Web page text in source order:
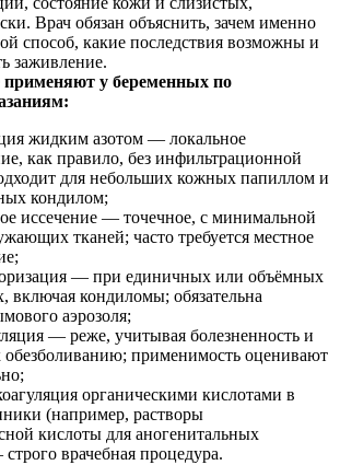
Врач обязан объяснить, зачем именно
способ, какие последствия возможны и
заживление.
у беременных по
жидким азотом — локальное
как правило, без инфильтрационной
для небольших кожных папиллом и
кондилом;
иссечение — точечное, с минимальной
тканей; часто требуется местное
— при единичных или объёмных
включая кондиломы; обязательна
аэрозоля;
— реже, учитывая болезненность и
обезболиванию; применимость оценивают
органическими кислотами в
(например, растворы
кислоты для аногенитальных
врачебная процедура.